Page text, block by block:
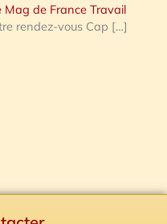
Mag de France Travail
rendez-vous Cap […]